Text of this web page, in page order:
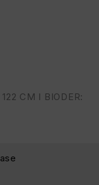
CM I BIODER: